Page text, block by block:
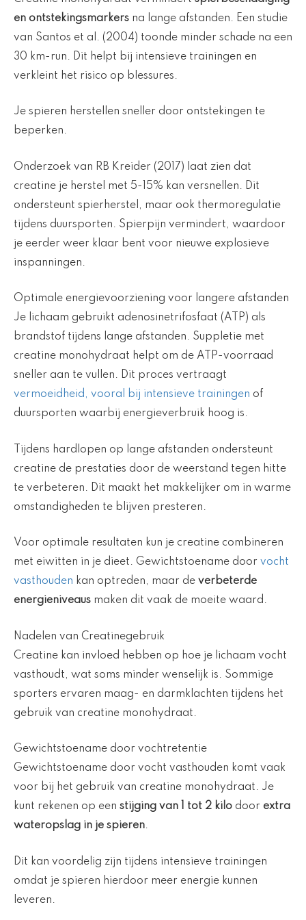
en ontstekingsmarkers na lange afstanden. Een studie
van Santos et al. (2004) toonde minder schade na een
30 km-run. Dit helpt bij intensieve trainingen en
verkleint het risico op blessures.
Je spieren herstellen sneller door ontstekingen te
beperken.
Onderzoek van RB Kreider (2017) laat zien dat
creatine je herstel met 5-15% kan versnellen. Dit
ondersteunt spierherstel, maar ook thermoregulatie
tijdens duursporten. Spierpijn vermindert, waardoor
je eerder weer klaar bent voor nieuwe explosieve
inspanningen.
Optimale energievoorziening voor langere afstanden
Je lichaam gebruikt adenosinetrifosfaat (ATP) als
brandstof tijdens lange afstanden. Suppletie met
creatine monohydraat helpt om de ATP-voorraad
sneller aan te vullen. Dit proces vertraagt
vermoeidheid, vooral bij intensieve trainingen of
duursporten waarbij energieverbruik hoog is.
Tijdens hardlopen op lange afstanden ondersteunt
creatine de prestaties door de weerstand tegen hitte
te verbeteren. Dit maakt het makkelijker om in warme
omstandigheden te blijven presteren.
Voor optimale resultaten kun je creatine combineren
met eiwitten in je dieet. Gewichtstoename door vocht
vasthouden kan optreden, maar de verbeterde
energieniveaus maken dit vaak de moeite waard.
Nadelen van Creatinegebruik
Creatine kan invloed hebben op hoe je lichaam vocht
vasthoudt, wat soms minder wenselijk is. Sommige
sporters ervaren maag- en darmklachten tijdens het
gebruik van creatine monohydraat.
Gewichtstoename door vochtretentie
Gewichtstoename door vocht vasthouden komt vaak
voor bij het gebruik van creatine monohydraat. Je
kunt rekenen op een stijging van 1 tot 2 kilo door extra
wateropslag in je spieren.
Dit kan voordelig zijn tijdens intensieve trainingen
omdat je spieren hierdoor meer energie kunnen
leveren.